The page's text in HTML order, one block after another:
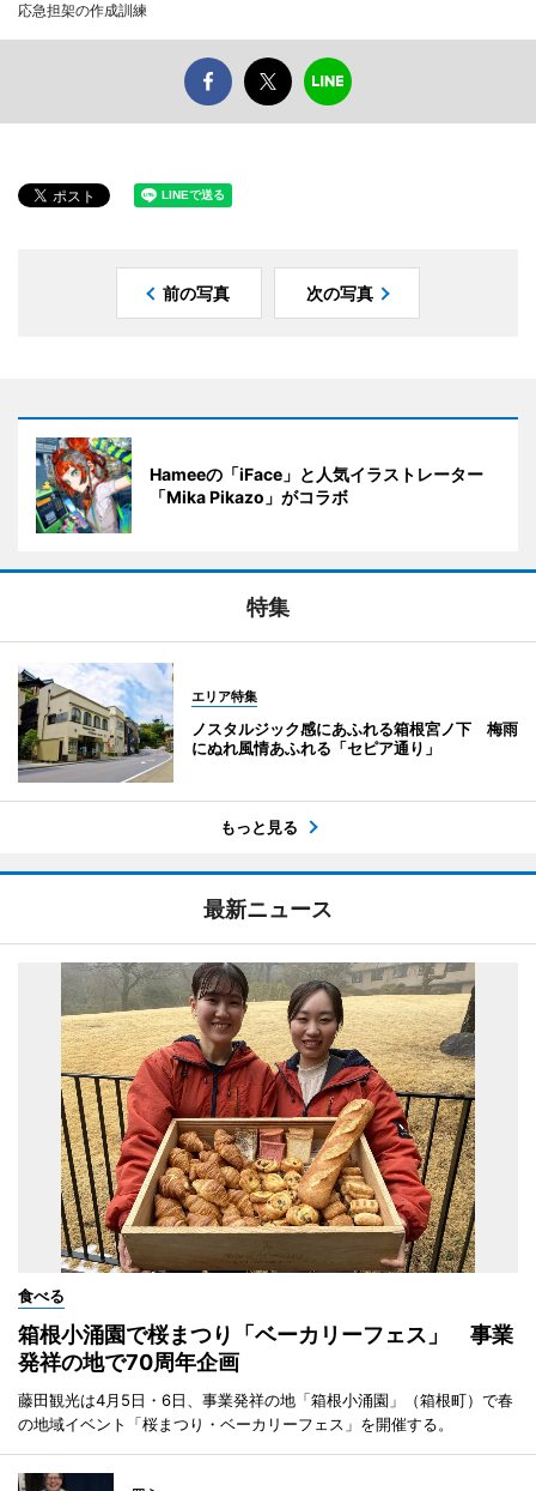
応急担架の作成訓練
前の写真 次の写真
Hameeの「iFace」と人気イラストレーター
「Mika Pikazo」がコラボ
特集
エリア特集
ノスタルジック感にあふれる箱根宮ノ下 梅雨
にぬれ風情あふれる「セピア通り」
もっと見る
最新ニュース
食べる
箱根小涌園で桜まつり「ベーカリーフェス」 事業
発祥の地で70周年企画
藤田観光は4月5日・6日、事業発祥の地「箱根小涌園」（箱根町）で春
の地域イベント「桜まつり・ベーカリーフェス」を開催する。